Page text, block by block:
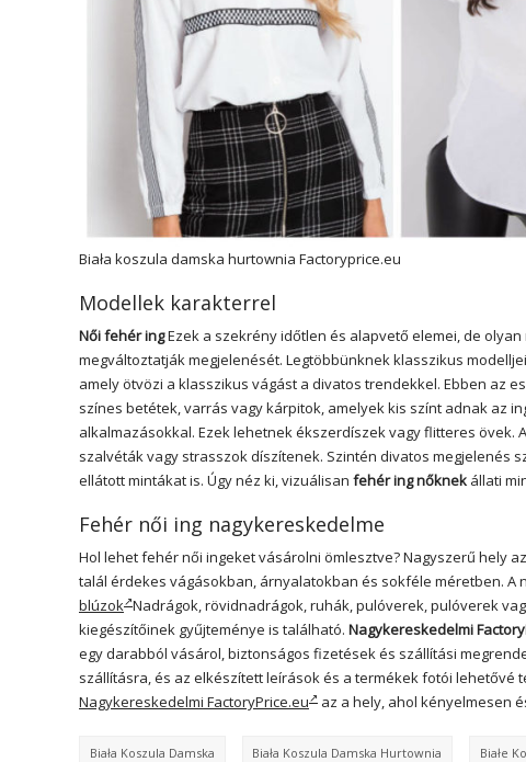
Biała koszula damska hurtownia Factoryprice.eu
Modellek karakterrel
Női fehér ingEzek a szekrény időtlen és alapvető elemei, de
megváltoztatják megjelenését. Legtöbbünknek klasszikus
amely ötvözi a klasszikus vágást a divatos trendekkel. Ebben az
színes betétek, varrás vagy kárpitok, amelyek kis színt adnak az
alkalmazásokkal. Ezek lehetnek ékszerdíszek vagy flitteres
szalvéták vagy strasszok díszítenek. Szintén divatos megjelenés
ellátott mintákat is. Úgy néz ki, vizuálisan fehér ing nőknek állati
Fehér női ing nagykereskedelme
Hol lehet fehér női ingeket vásárolni ömlesztve? Nagyszerű hely
talál érdekes vágásokban, árnyalatokban és sokféle méretben.
blúzok Nadrágok, rövidnadrágok, ruhák, pulóverek, pulóverek
kiegészítőinek gyűjteménye is található. Nagykereskedelmi
egy darabból vásárol, biztonságos fizetések és szállítási
szállításra, és az elkészített leírások és a termékek fotói
Nagykereskedelmi FactoryPrice.eu
az a hely, ahol kényelmesen
Biała Koszula Damska Biała Koszula Damska Hurtownia Białe